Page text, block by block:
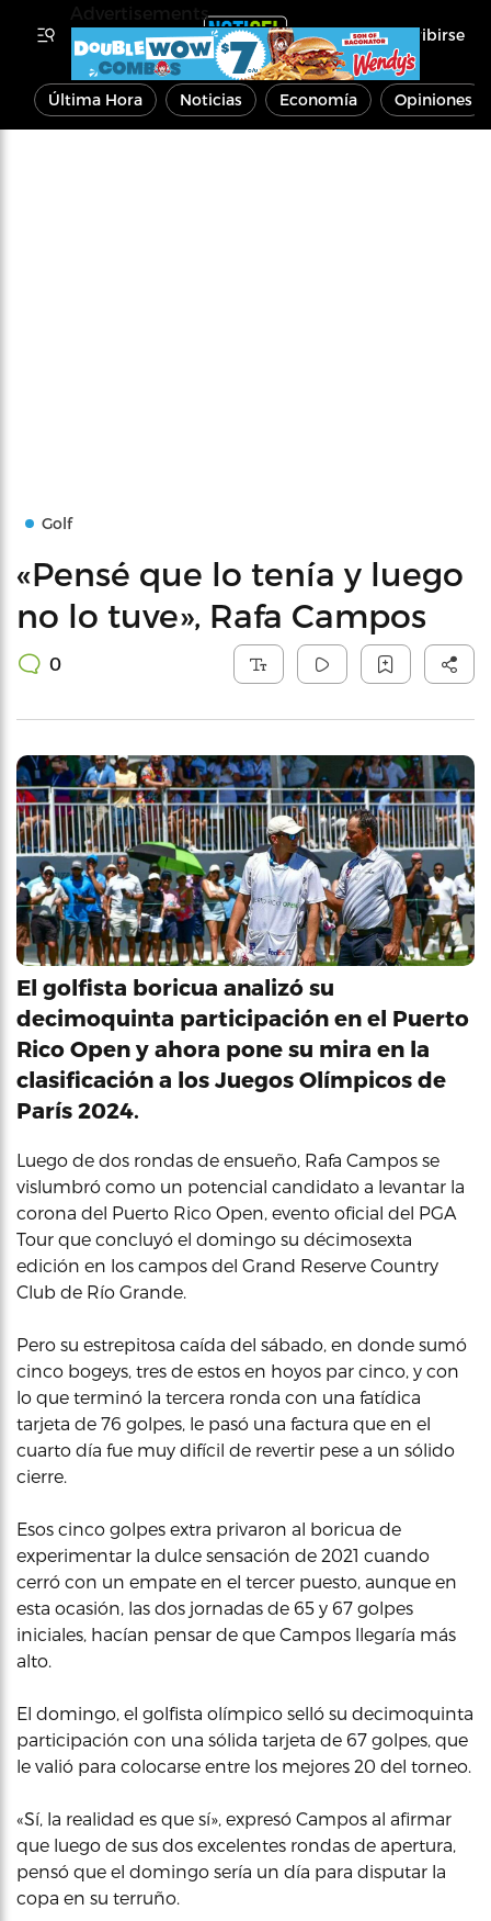
Inscribirse
Última Hora Noticias Economía Opiniones
Golf
«Pensé que lo tenía y luego
no lo tuve», Rafa Campos
0
El golfista boricua analizó su
decimoquinta participación en el Puerto
Rico Open y ahora pone su mira en la
clasificación a los Juegos Olímpicos de
París 2024.
Luego de dos rondas de ensueño, Rafa Campos se
vislumbró como un potencial candidato a levantar la
corona del Puerto Rico Open, evento oficial del PGA
Tour que concluyó el domingo su décimosexta
edición en los campos del Grand Reserve Country
Club de Río Grande.
Pero su estrepitosa caída del sábado, en donde sumó
cinco bogeys, tres de estos en hoyos par cinco, y con
lo que terminó la tercera ronda con una fatídica
tarjeta de 76 golpes, le pasó una factura que en el
cuarto día fue muy difícil de revertir pese a un sólido
cierre.
Esos cinco golpes extra privaron al boricua de
experimentar la dulce sensación de 2021 cuando
cerró con un empate en el tercer puesto, aunque en
esta ocasión, las dos jornadas de 65 y 67 golpes
iniciales, hacían pensar de que Campos llegaría más
alto.
El domingo, el golfista olímpico selló su decimoquinta
participación con una sólida tarjeta de 67 golpes, que
le valió para colocarse entre los mejores 20 del torneo.
«Sí, la realidad es que sí», expresó Campos al afirmar
que luego de sus dos excelentes rondas de apertura,
pensó que el domingo sería un día para disputar la
copa en su terruño.
Advertisements